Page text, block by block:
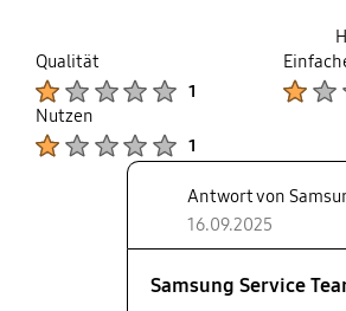
ist wirklich von schlechter
Ich würde es niemandem
empfehlen. Bin echt enttäuscht –
so sieht ein neuer Herd schon nach
der ersten Benutzung schrecklich
Qualität
1
Nutzen
1
Antwort von
16.09.2025
Samsung Service